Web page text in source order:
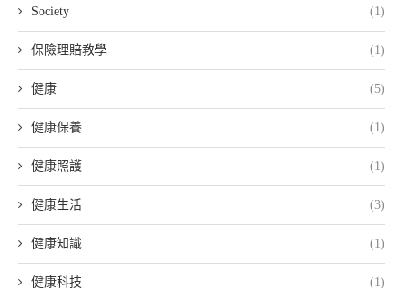
Society (1)
保險理賠教學 (1)
健康 (5)
健康保養 (1)
健康照護 (1)
健康生活 (3)
健康知識 (1)
健康科技 (1)